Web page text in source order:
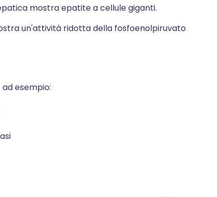
mostra epatite a cellule giganti.
un'attività ridotta della fosfoenolpiruvato
esempio: